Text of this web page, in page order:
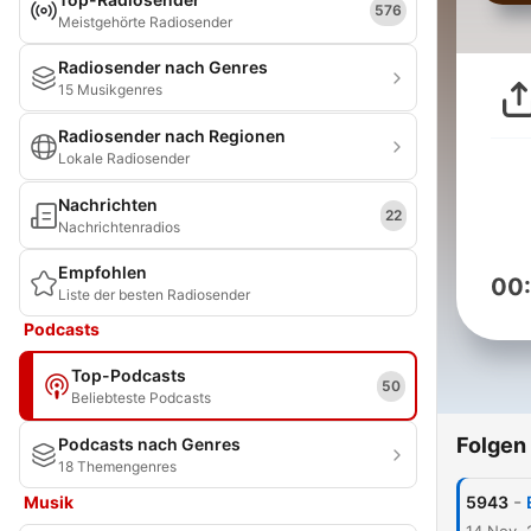
Meistgehörte Radiosender
576
Radiosender nach Genres
15 Musikgenres
Radiosender nach Regionen
Lokale Radiosender
Nachrichten
Nachrichtenradios
22
Empfohlen
Liste der besten Radiosender
Podcasts
Top-Podcasts
Beliebteste Podcasts
50
Podcasts nach Genres
18 Themengenres
Musik
Folgen
5943 -